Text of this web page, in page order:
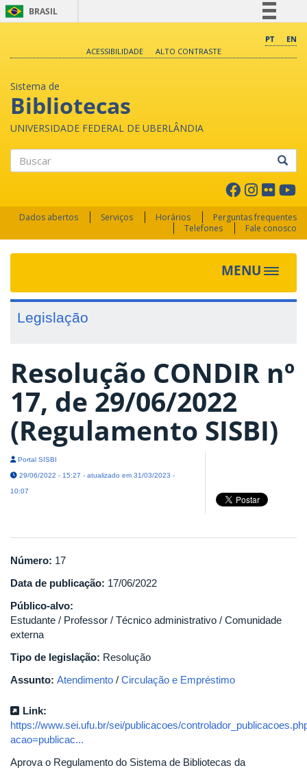
BRASIL
Comunica BR
PT
EN
ACESSIBILIDADE
ALTO CONTRASTE
Sistema de
Bibliotecas
UNIVERSIDADE FEDERAL DE UBERLÂNDIA
Dados abertos Serviços Horários
Perguntas frequentes
Telefones
Fale conosco
MENU Toggle
Legislação
Resolução CONDIR nº
17, de 29/06/2022
(Regulamento SISBI)
Portal SISBI
29/06/2022 - 15:27 - atualizado em 31/03/2023 -
10:07
Número: 17
Data de publicação: 17/06/2022
Público-alvo:
Estudante / Professor / Técnico administrativo / Comunidade
externa
Tipo de legislação: Resolução
Assunto: Atendimento / Circulação e Empréstimo
Link:
https://www.sei.ufu.br/sei/publicacoes/
acao=publicac...
Aprova o Regulamento do Sistema de Bibliotecas da